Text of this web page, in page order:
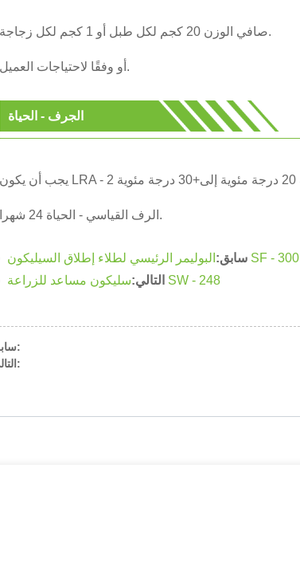
صافي الوزن 20 كجم لكل طبل أو 1 كجم لكل زجاجة.
أو وفقًا لاحتياجات العميل.
الجرف - الحياة
الرف القياسي - الحياة 24 شهرا.
سابق: البوليمر الرئيسي لطلاء إطلاق السيليكون SF - 300
التالي: سليكون مساعد للزراعة SW - 248
سابق:
التالي: